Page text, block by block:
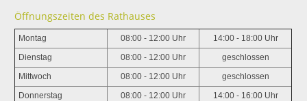
Öffnungszeiten des Rathauses
Montag 08:00 - 12:00 Uhr 14:00 - 18:00 Uhr
Dienstag 08:00 - 12:00 Uhr geschlossen
Mittwoch 08:00 - 12:00 Uhr geschlossen
Donnerstag 08:00 - 12:00 Uhr 14:00 - 16:00 Uhr